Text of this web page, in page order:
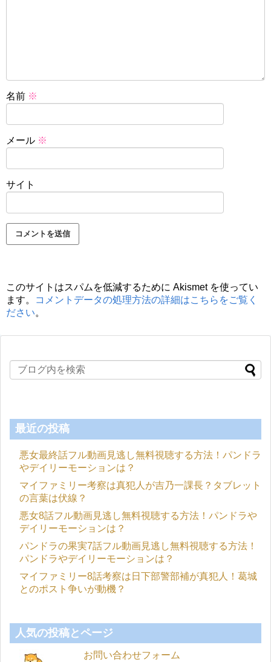
名前 ※
メール ※
サイト
このサイトはスパムを低減するために Akismet を使ってい
ます。
コメントデータの処理方法の詳細はこちらをご覧く
ださい。
最近の投稿
悪女最終話フル動画見逃し無料視聴する方法！パンドラ
やデイリーモーションは？
マイファミリー考察は真犯人が吉乃一課長？タブレット
の言葉は伏線？
悪女8話フル動画見逃し無料視聴する方法！パンドラや
デイリーモーションは？
パンドラの果実7話フル動画見逃し無料視聴する方法！
パンドラやデイリーモーションは？
マイファミリー8話考察は日下部警部補が真犯人！葛城
とのポスト争いが動機？
人気の投稿とページ
お問い合わせフォーム